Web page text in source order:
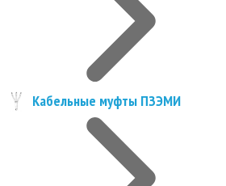
Кабельные муфты ПЗЭМИ